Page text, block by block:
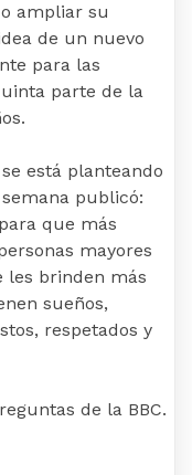
ampliar su
de un nuevo
para las
parte de la
está planteando
publicó:
que más
mayores
les brinden más
sueños,
respetados y
de la BBC.